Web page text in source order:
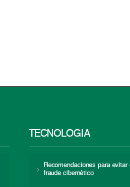
TECNOLOGÍA
Recomendaciones para evitar
fraude cibernético